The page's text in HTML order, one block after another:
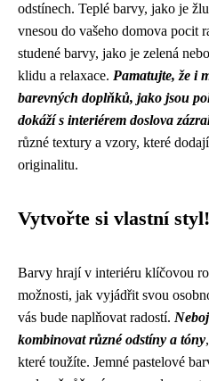
odstínech. Teplé barvy, jako je
vnesou do vašeho domova pocit
studené barvy, jako je zelená
klidu a relaxace. Pamatujte, že i
barevných doplňků, jako jsou
dokáží s interiérem doslova
různé textury a vzory, které
originalitu.
Vytvořte si vlastní styl!
Barvy hrají v interiéru klíčovou
možnosti, jak vyjádřit svou
vás bude naplňovat radostí.
kombinovat různé odstíny a tóny
které toužíte. Jemné pastelové